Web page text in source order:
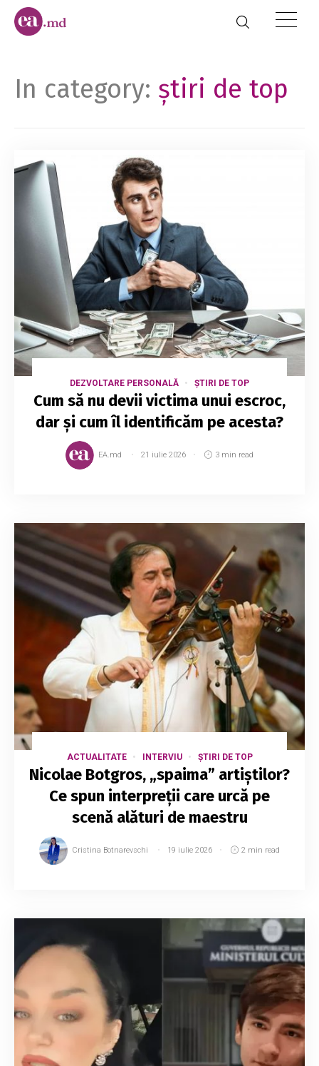
In category: știri de top
DEZVOLTARE PERSONALĂ ȘTIRI DE TOP
Cum să nu devii victima unui escroc,
dar și cum îl identificăm pe acesta?
EA.md 21 iulie 2026 3 min read
ACTUALITATE INTERVIU ȘTIRI DE TOP
Nicolae Botgros, „spaima” artiștilor?
Ce spun interpreții care urcă pe
scenă alături de maestru
Cristina Botnarevschi 19 iulie 2026 2 min read